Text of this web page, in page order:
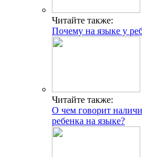
Читайте также:
Почему на языке у
Читайте также:
О чем говорит
ребенка на языке?